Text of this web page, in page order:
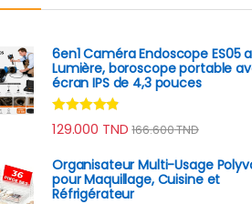
6en1 Caméra Endoscope ES05
Lumière, boroscope portable
écran IPS de 4,3 pouces
Note4.67
sur 5
129.000 TND 166.600TND
Organisateur Multi-Usage
pour Maquillage, Cuisine et
Réfrigérateur